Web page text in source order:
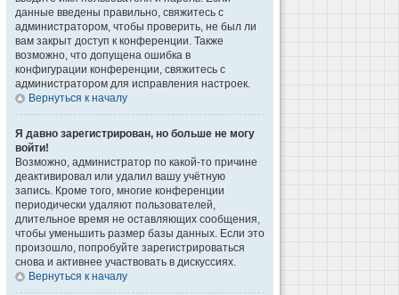
данные введены правильно, свяжитесь с
администратором, чтобы проверить, не был ли
вам закрыт доступ к конференции. Также
возможно, что допущена ошибка в
конфигурации конференции, свяжитесь с
администратором для исправления настроек.
Вернуться к началу
Я давно зарегистрирован, но больше не могу
войти!
Возможно, администратор по какой-то причине
деактивировал или удалил вашу учётную
запись. Кроме того, многие конференции
периодически удаляют пользователей,
длительное время не оставляющих сообщения,
чтобы уменьшить размер базы данных. Если это
произошло, попробуйте зарегистрироваться
снова и активнее участвовать в дискуссиях.
Вернуться к началу